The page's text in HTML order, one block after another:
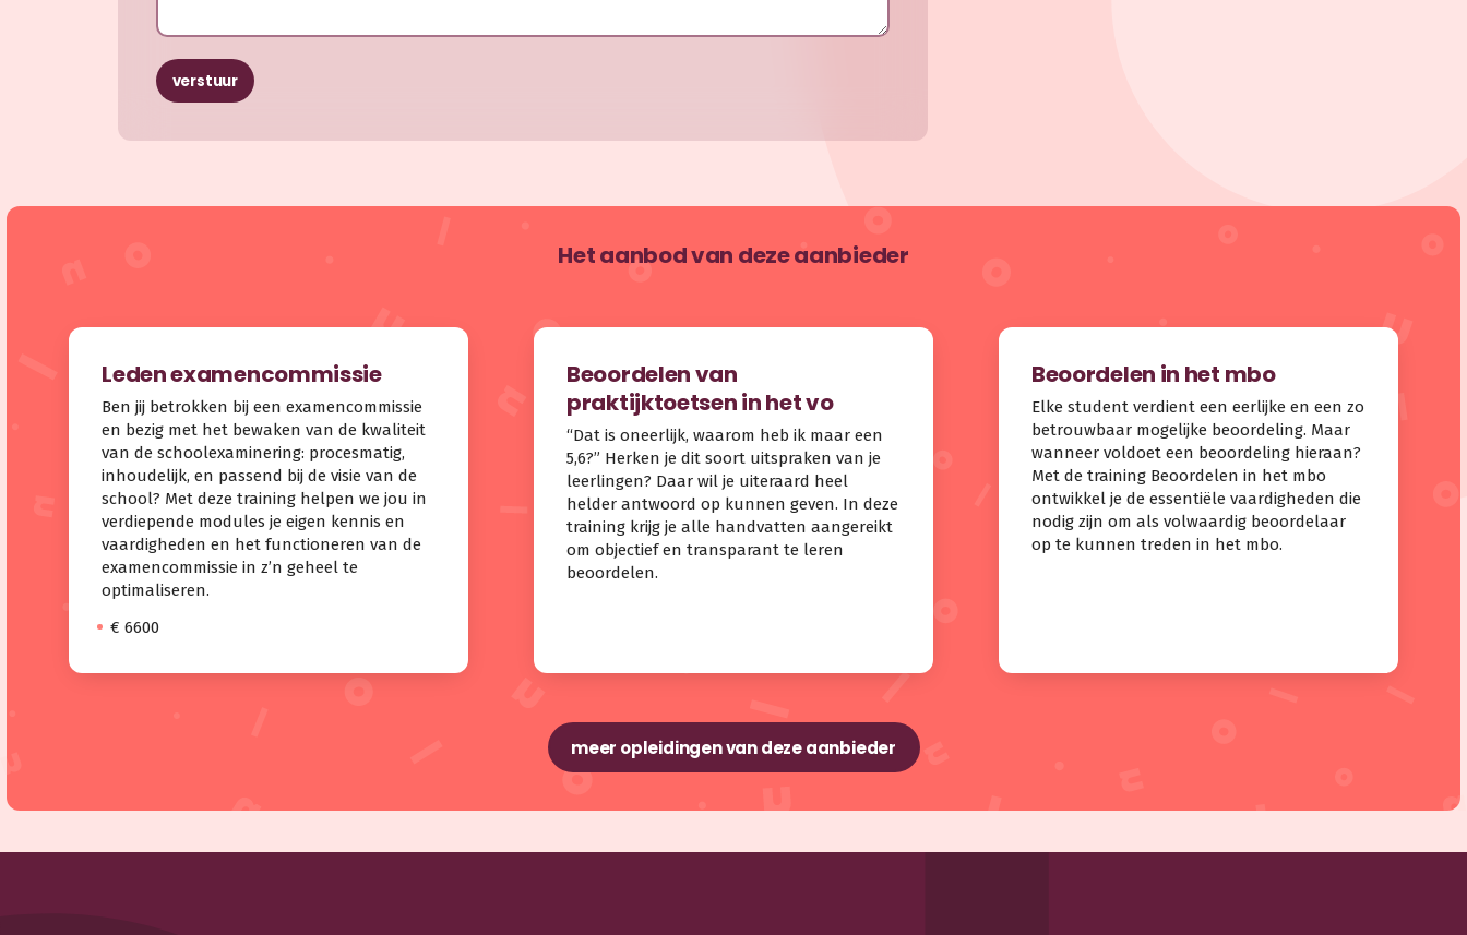
verstuur
Het aanbod van deze aanbieder
Leden examencommissie
Ben jij betrokken bij een examencommissie
en bezig met het bewaken van de kwaliteit
van de schoolexaminering: procesmatig,
inhoudelijk, en passend bij de visie van de
school? Met deze training helpen we jou in
verdiepende modules je eigen kennis en
vaardigheden en het functioneren van de
examencommissie in z’n geheel te
optimaliseren.
€ 6600
Beoordelen van
praktijktoetsen in het vo
“Dat is oneerlijk, waarom heb ik maar een
5,6?” Herken je dit soort uitspraken van je
leerlingen? Daar wil je uiteraard heel
helder antwoord op kunnen geven. In deze
training krijg je alle handvatten aangereikt
om objectief en transparant te leren
beoordelen.
Beoordelen in het mbo
Elke student verdient een eerlijke en een zo
betrouwbaar mogelijke beoordeling. Maar
wanneer voldoet een beoordeling hieraan?
Met de training Beoordelen in het mbo
ontwikkel je de essentiële vaardigheden die
nodig zijn om als volwaardig beoordelaar
op te kunnen treden in het mbo.
meer opleidingen van deze aanbieder